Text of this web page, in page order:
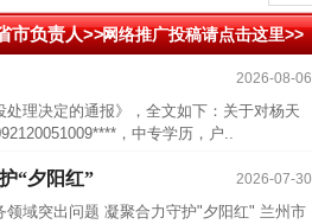
市负责人>>>网络推广投稿请点击这里>>
2026-08-06
理决定的通报》，全文如下：关于对杨天
，中专学历，户..
2026-07-30
“夕阳红”
域突出问题 凝聚合力守护"夕阳红" 兰州市